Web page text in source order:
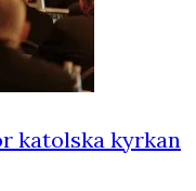
katolska kyrkan